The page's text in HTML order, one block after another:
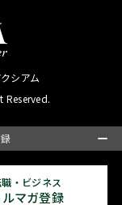
・ビジネス
ルマガ登録
シアム